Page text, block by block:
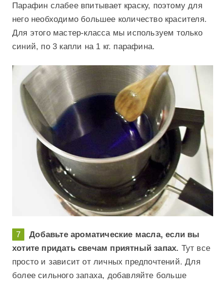
Парафин слабее впитывает краску, поэтому для
него необходимо большее количество красителя.
Для этого мастер-класса мы используем только
синий, по 3 капли на 1 кг. парафина.
Добавьте ароматические масла, если вы
хотите придать свечам приятный запах. Тут все
просто и зависит от личных предпочтений. Для
более сильного запаха, добавляйте больше